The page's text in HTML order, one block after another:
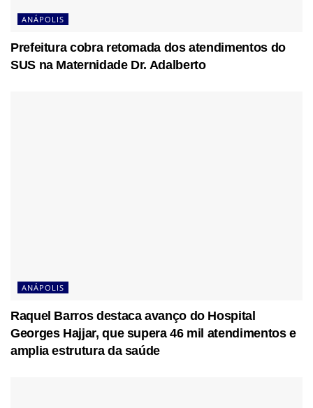
ANÁPOLIS
Prefeitura cobra retomada dos atendimentos do
SUS na Maternidade Dr. Adalberto
ANÁPOLIS
Raquel Barros destaca avanço do Hospital
Georges Hajjar, que supera 46 mil atendimentos e
amplia estrutura da saúde